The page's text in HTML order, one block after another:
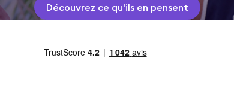
Découvrez ce qu'ils en pensent